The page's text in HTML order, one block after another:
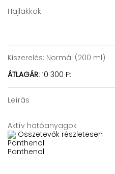
Hajlakkok
Kiszerelés: Normál (200 ml)
ÁTLAGÁR: 10 300 Ft
Leírás
Aktív hatóanyagok
Összetevők részletesen
Panthenol
Panthenol